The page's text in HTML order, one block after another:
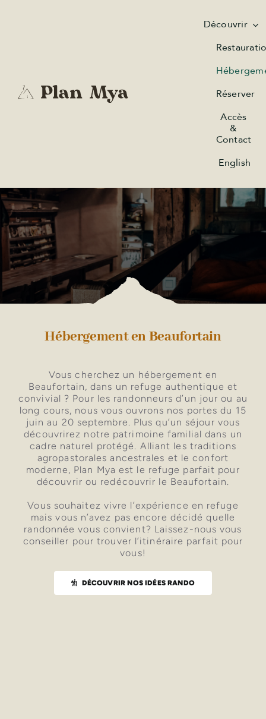
Découvrir
Réserver
Accès
&
Contact
English
Hébergement en Beaufortain
Vous cherchez un hébergement en
Beaufortain, dans un refuge authentique et
convivial ? Pour les randonneurs d’un jour ou au
long cours, nous vous ouvrons nos portes du 15
juin au 20 septembre. Plus qu’un séjour vous
découvrirez notre patrimoine familial dans un
cadre naturel protégé. Alliant les traditions
agropastorales ancestrales et le confort
moderne, Plan Mya est le refuge parfait pour
découvrir ou redécouvrir le Beaufortain.
Vous souhaitez vivre l’expérience en refuge
mais vous n’avez pas encore décidé quelle
randonnée vous convient? Laissez-nous vous
conseiller pour trouver l’itinéraire parfait pour
vous!
DÉCOUVRIR NOS IDÉES RANDO